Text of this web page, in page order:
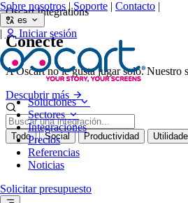
Sobre nosotros | Soporte | Contacto |
es
| Iniciar sesión
Soluciones
Sectores
Integraciones
Precios
Referencias
Noticias
Solicitar presupuesto
Oscart Integrations
Conectetodo.
A Oscart no le gusta jugar solo. Nuestro
Descubrir más
Todo Social Productividad